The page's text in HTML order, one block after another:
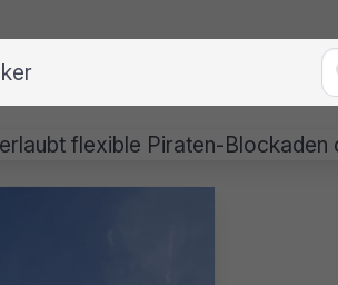
flexible Piraten-Blockaden